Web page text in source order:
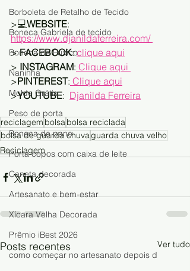
Borboleta de Retalho de Tecido
Boneca Gabriela de tecido
Boneca de Fuxico
Naninha
Molde Grátis
Peso de porta
Boneca de pano
Porta copos com caixa de leite
Caneta decorada
Artesanato e bem-estar
Xícara Velha Decorada
Prêmio iBest 2026
como começar no artesanato depois d
>💻WEBSITE:
https://www.djanildaferreira.com/
> FACEBOOK: clique aqui
> INSTAGRAM: Clique aqui
>PINTEREST: Clique aqui
>YOUTUBE: Djanilda Ferreira
reciclagem bolsabolsa reciclada
bolsa de guarda chuvaguarda chuva velho
Reciclagem
Posts recentes Ver tudo